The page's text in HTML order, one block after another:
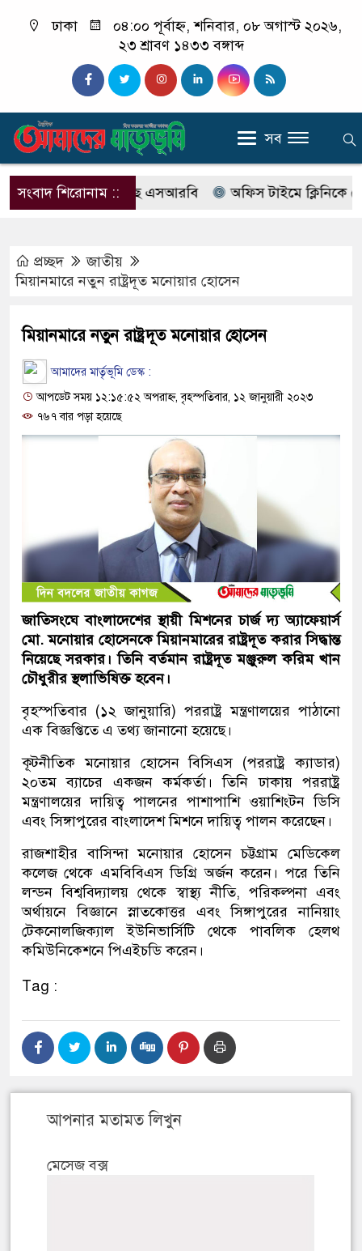
ঢাকা
০৪:০০ পূর্বাহ্ন, শনিবার, ০৮ অগাস্ট ২০২৬,
২৩ শ্রাবণ ১৪৩৩ বঙ্গাব্দ
সব
সংবাদ শিরোনাম ::
নাম বদলে আসছে এসআরবি অফিস টাইমে ক্লিনিকে রোগী
প্রচ্ছদ
জাতীয়
মিয়ানমা‌রে নতুন রাষ্ট্রদূত ম‌নোয়ার হো‌সেন
মিয়ানমা‌রে নতুন রাষ্ট্রদূত ম‌নোয়ার হো‌সেন
আমাদের মার্তৃভূমি ডেস্ক :
আপডেট সময় ১২:১৫:৫২ অপরাহ্ন, বৃহস্পতিবার, ১২ জানুয়ারী ২০২৩
৭৬৭ বার পড়া হয়েছে
জাতিসংঘে বাংলাদেশের স্থায়ী মিশনের চার্জ দ্য অ্যাফেয়ার্স
মো. মনোয়ার হোসেনকে মিয়ানমা‌রের রাষ্ট্রদূত করার সিদ্ধান্ত
নি‌য়ে‌ছে সরকার। তি‌নি বর্তমান রাষ্ট্রদূত মঞ্জুরুল করিম খান
চৌধুরীর স্থলাভিষিক্ত হ‌বেন।
বৃহস্প‌তিবার (১২ জানুয়া‌রি) পররাষ্ট্র মন্ত্রণালয়ের পাঠানো
এক বিজ্ঞপ্তিতে এ তথ্য জানানো হয়েছে।
কূটনীতিক ম‌নোয়ার হো‌সেন বিসিএস (পররাষ্ট্র ক্যাডার)
২০তম ব্যাচের একজন কর্মকর্তা। তি‌নি ঢাকায় পররাষ্ট্র
মন্ত্রণাল‌য়ের‌ দায়িত্ব পাল‌নের পাশাপা‌শি ওয়া‌শিংটন ডি‌সি
এবং সিঙ্গাপু‌রের বাংলা‌দেশ মিশ‌নে দা‌য়িত্ব পালন ক‌রে‌ছেন।
রাজশাহীর বা‌সিন্দা ম‌নোয়ার হো‌সেন চট্টগ্রাম মেডিকেল
কলেজ থেকে এমবিবিএস ডিগ্রি অর্জন করেন। পরে তিনি
লন্ডন বিশ্ববিদ্যালয় থেকে স্বাস্থ্য নীতি, পরিকল্পনা এবং
অর্থায়নে বিজ্ঞানে স্নাতকোত্তর এবং সিঙ্গাপুরের নানিয়াং
টেকনোলজিক্যাল ইউনিভার্সিটি থেকে পাবলিক হেলথ
কমিউনিকেশনে পিএইচডি করেন।
Tag :
আপনার মতামত লিখুন
মেসেজ বক্স